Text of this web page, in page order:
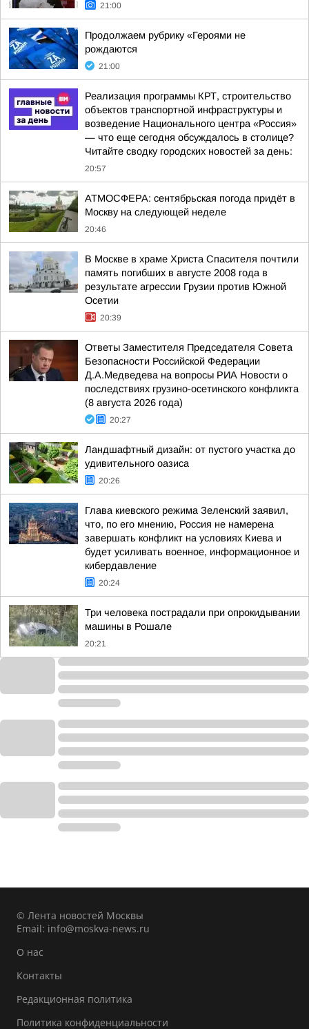
21:00
Продолжаем рубрику «Героями не
рождаются
21:00
Реализация программы КРТ, строительство
объектов транспортной инфраструктуры и
возведение Национального центра «Россия»
— что еще сегодня обсуждалось в столице?
Читайте сводку городских новостей за день:
20:57
АТМОСФЕРА: сентябрьская погода придёт в
Москву на следующей неделе
20:46
В Москве в храме Христа Спасителя почтили
память погибших в августе 2008 года в
результате агрессии Грузии против Южной
Осетии
20:39
Ответы Заместителя Председателя Совета
Безопасности Российской Федерации
Д.А.Медведева на вопросы РИА Новости о
последствиях грузино-осетинского конфликта
(8 августа 2026 года)
20:27
Ландшафтный дизайн: от пустого участка до
удивительного оазиса
20:26
Глава киевского режима Зеленский заявил,
что, по его мнению, Россия не намерена
завершать конфликт на условиях Киева и
будет усиливать военное, информационное и
кибердавление
20:24
Три человека пострадали при опрокидывании
машины в Рошале
20:21
© Лента новостей Москвы
Email: info@moskva-news.ru
О нас
Контакты
Редакционная политика
Политика конфиденциальности